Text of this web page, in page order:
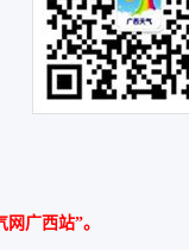
广西站”。